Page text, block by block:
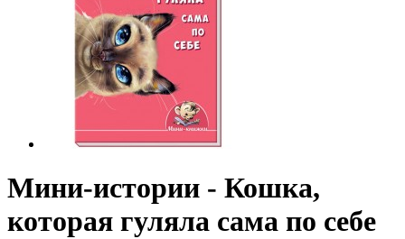
Мини-истории - Кошка,
которая гуляла сама по себе